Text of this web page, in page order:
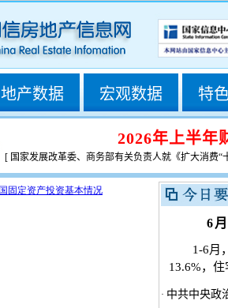
地产数据 宏观数据 特
2026年上半年
[ 国家发展改革委、商务部有关负责人就《扩大消费“
6
1-6月
13.6%，
· 中共中央政